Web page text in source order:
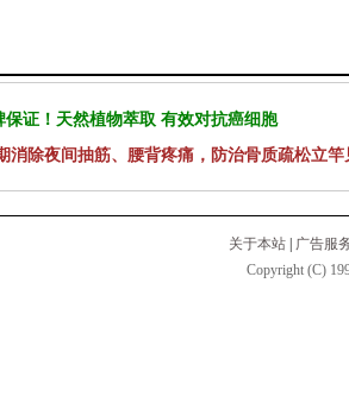
证！天然植物萃取 有效对抗癌细胞
消除夜间抽筋、腰背疼痛，防治骨质疏松立竿
关于本站
广告服
Copyright (C)